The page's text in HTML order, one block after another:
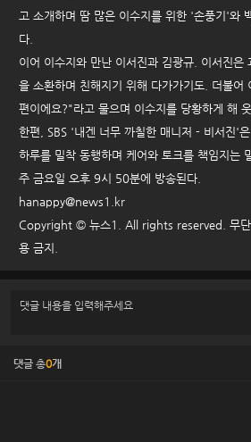
고 소개하며 땀 많은 이수지를 위한 '손풍기'와
다.
이어 이수지와 만난 이서진과 김광규. 이서진은
을 소환하며 친해지기 위해 다가가기도. 더불어
편이에요?"라고 물으며 이수지를 당황하게 해
한편, SBS '내겐 너무 까칠한 매니저 - 비서진'은
하루를 밀착 동행하며 케어와 토크를 책임지는
주 금요일 오후 9시 50분에 방송된다.
hanappy@news1.kr
Copyright © 뉴스1. All rights reserved. 무단
용 금지.
댓글 총0개